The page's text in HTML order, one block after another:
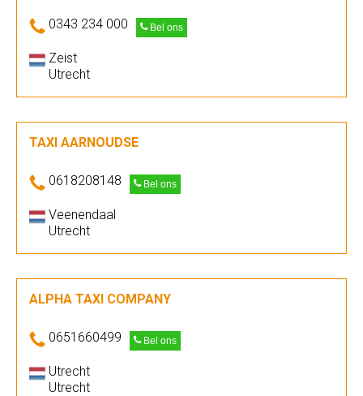
0343 234 000 Bel ons
Zeist
Utrecht
TAXI AARNOUDSE
0618208148 Bel ons
Veenendaal
Utrecht
ALPHA TAXI COMPANY
0651660499 Bel ons
Utrecht
Utrecht